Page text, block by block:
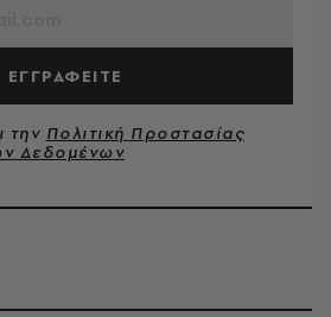
ΕΓΓΡΑΦΕΙΤΕ
την Πολιτική Προστασίας
Δεδομένων